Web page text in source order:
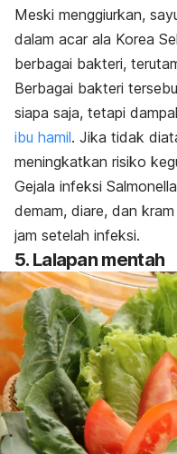
Meski menggiurkan,
dalam acar ala Korea
berbagai bakteri,
Berbagai bakteri
siapa saja, tetapi
ibu hamil. Jika tidak
meningkatkan risiko
Gejala infeksi Salmonella
demam, diare, dan
jam setelah infeksi.
5. Lalapan mentah